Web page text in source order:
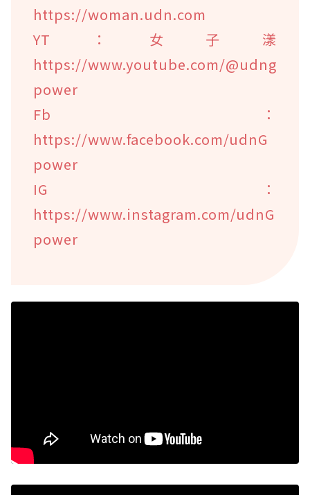
https://woman.udn.com
YT：女子漾
https://www.youtube.com/@udng
power
Fb：
https://www.facebook.com/udnG
power
IG：
https://www.instagram.com/udnG
power